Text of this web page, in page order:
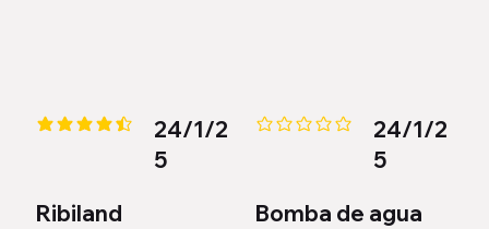
la calificación promedio es 4.3 de 5
24/1/2
5
Ribiland
Aún no hay calificaciones
24/1/2
5
Bomba de agua